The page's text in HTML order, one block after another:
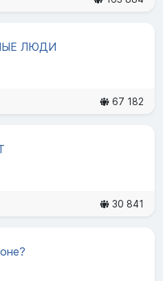
ЛЮДИ
67 182
30 841